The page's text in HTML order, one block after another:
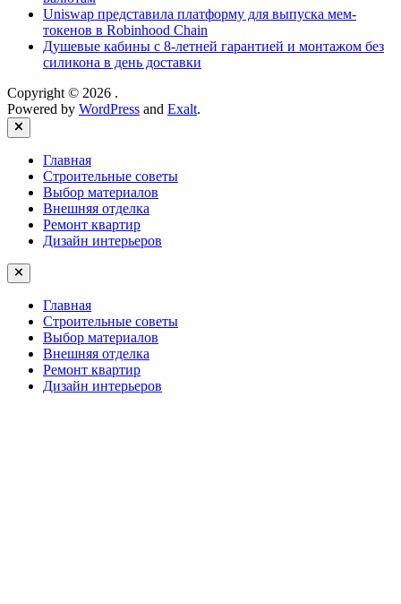
Uniswap представила платформу для выпуска мем-
токенов в Robinhood Chain
Душевые кабины с 8‑летней гарантией и монтажом без
силикона в день доставки
Copyright © 2026 .
Powered by WordPress and Exalt.
Close
Главная
Строительные советы
Выбор материалов
Внешняя отделка
Ремонт квартир
Дизайн интерьеров
Главная
Строительные советы
Выбор материалов
Внешняя отделка
Ремонт квартир
Дизайн интерьеров